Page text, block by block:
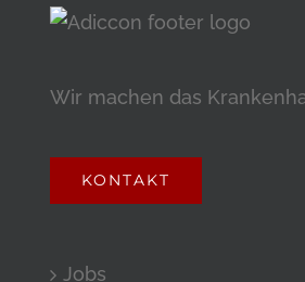
Wir machen das
KONTAKT
Jobs